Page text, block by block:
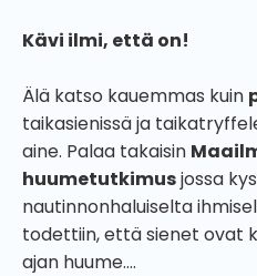
Kävi ilmi, että on!
Älä katso kauemmas kuin
taikasienissä ja
aine. Palaa takaisin
huumetutkimusjossa
nautinnonhaluiselta
todettiin, että sienet ovat
ajan huume....